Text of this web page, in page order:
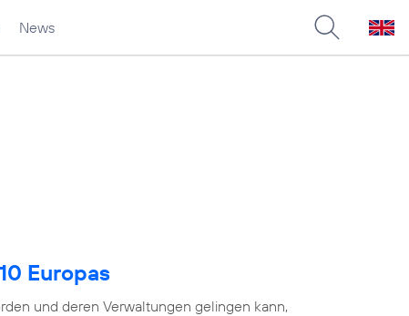
News
Europas
und deren Verwaltungen gelingen kann,